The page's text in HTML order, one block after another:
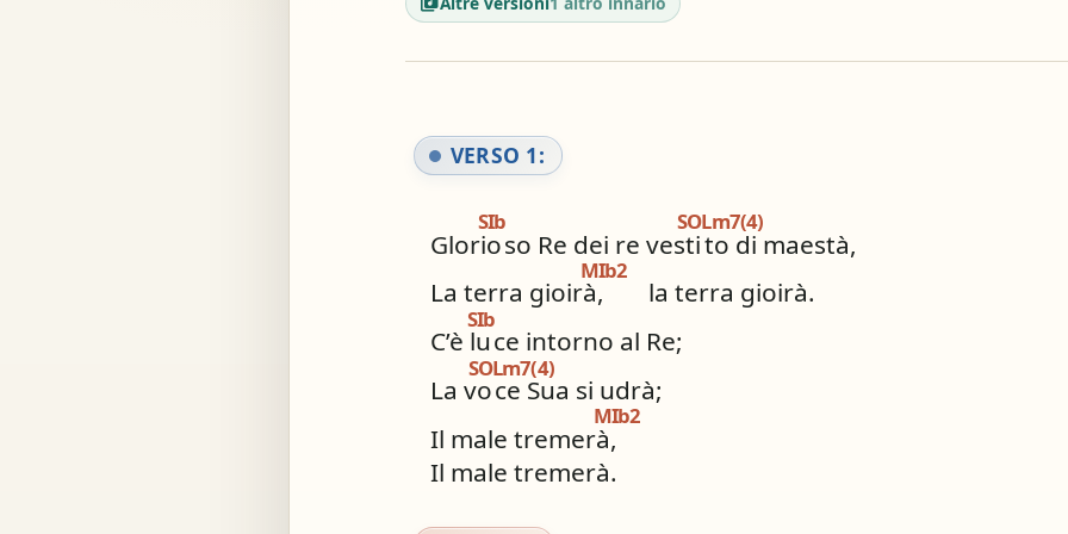
graphic_eq
VERSO 1:
Glorio
SIb
so Re dei re vesti
SOLm7(4)
to di maestà,
La terra gioirà,
MIb2
la terra gioirà.
C’è lu
SIb
ce intorno al Re;
La vo
SOLm7(4)
ce Sua si udrà;
Il male tremerà,
MIb2
Il male tremerà.